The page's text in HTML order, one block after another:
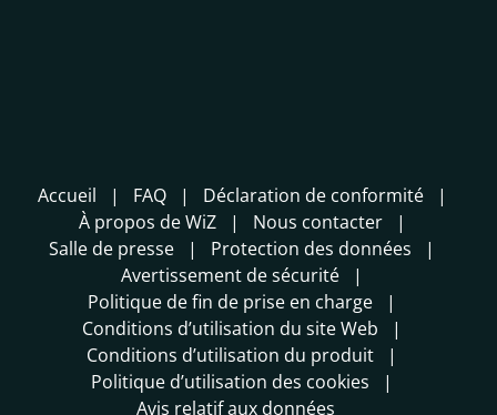
Accueil FAQ
Déclaration de conformité
À propos de WiZ
Nous contacter
Salle de presse
Protection des données
Avertissement de sécurité
Politique de fin de prise en charge
Conditions d’utilisation du site Web
Conditions d’utilisation du produit
Politique d’utilisation des cookies
Avis relatif aux données